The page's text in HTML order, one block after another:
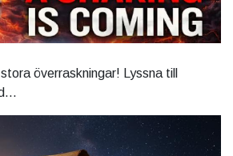
överraskningar! Lyssna till